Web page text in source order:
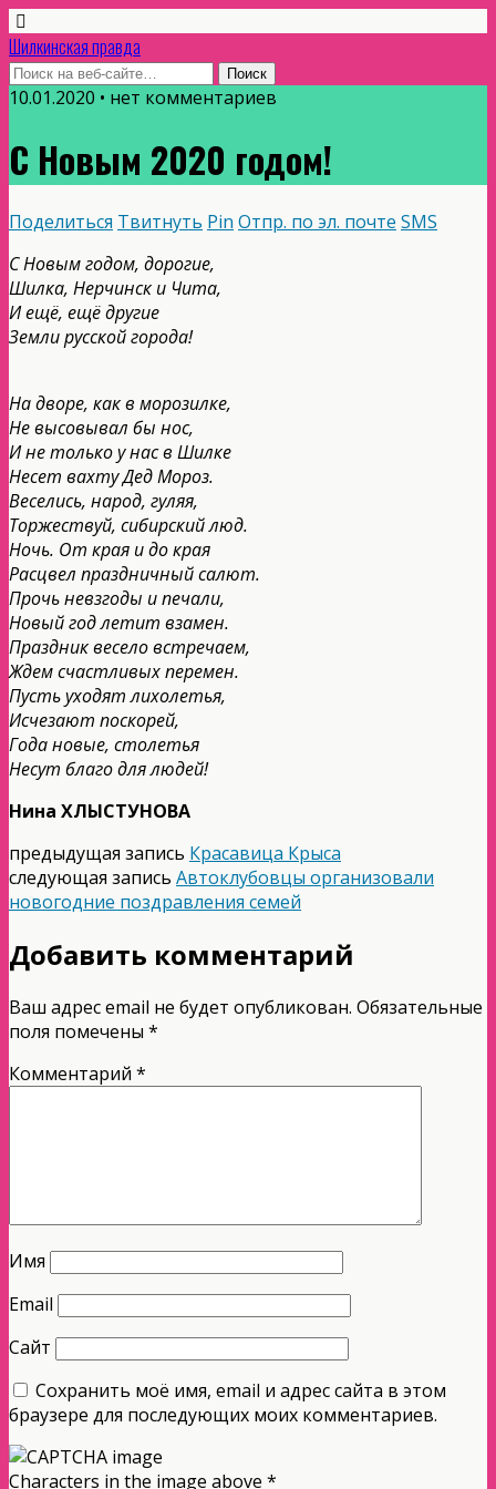
Шилкинская правда
10.01.2020 • нет комментариев
С Новым 2020 годом!
Поделиться Твитнуть Pin Отпр. по эл. почте SMS
С Новым годом, дорогие,
Шилка, Нерчинск и Чита,
И ещё, ещё другие
Земли русской города!
На дворе, как в морозилке,
Не высовывал бы нос,
И не только у нас в Шилке
Несет вахту Дед Мороз.
Веселись, народ, гуляя,
Торжествуй, сибирский люд.
Ночь. От края и до края
Расцвел праздничный салют.
Прочь невзгоды и печали,
Новый год летит взамен.
Праздник весело встречаем,
Ждем счастливых перемен.
Пусть уходят лихолетья,
Исчезают поскорей,
Года новые, столетья
Несут благо для людей!
Нина ХЛЫСТУНОВА
предыдущая запись Красавица Крыса
следующая запись Автоклубовцы организовали
новогодние поздравления семей
Добавить комментарий
Ваш адрес email не будет опубликован. Обязательные
поля помечены *
Комментарий *
Имя
Email
Сайт
Сохранить моё имя, email и адрес сайта в этом
браузере для последующих моих комментариев.
Characters in the image above *